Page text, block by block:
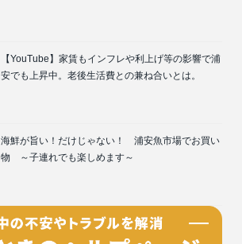
【YouTube】家賃もインフレや利上げ等の影響で浦
安でも上昇中。老後生活費との兼ね合いとは。
海鮮が旨い！だけじゃない！ 浦安魚市場でお買い
物 ～子連れでも楽しめます～